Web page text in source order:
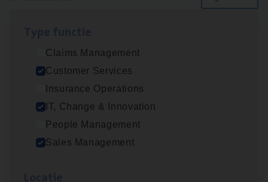
Claims Management
Customer Services
Insurance Operations
IT, Change & Innovation
People Management
Sales Management
Busi­ness Analyst
IT, Change & Innovation
Antwerpen
Insu­ran­ce Bro­ker Trans­port